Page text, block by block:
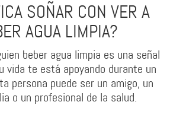
SOÑAR CON VER A
AGUA LIMPIA?
beber agua limpia es una señal
vida te está apoyando durante un
persona puede ser un amigo, un
o un profesional de la salud.